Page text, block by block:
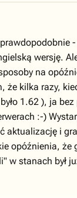
wersję.
na
że kilka razy,
1.62 ), ja
:-)
aktualizację i
opóźnienia, że
w stanach był